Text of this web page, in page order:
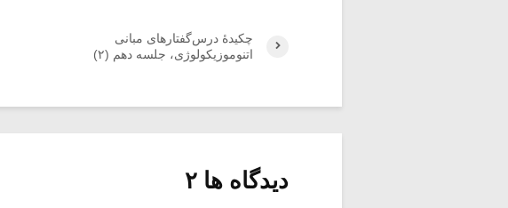
چکیدۀ درس‌گفتارهای مبانی
اتنوموزیکولوژی، جلسه دهم (۲)
دیدگاه ها ۲